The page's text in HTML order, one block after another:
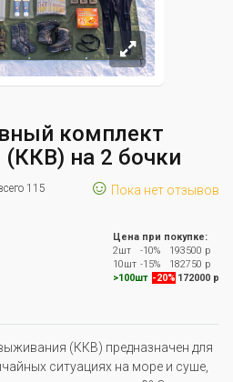
комплект
на 2 бочки
115 ☺ Пока нет отзывов
Цена при покупке:
2шт
-10%
193500 р
10шт -15%
182750 р
>100шт -20% 172000 р
(ККВ) предназначен для
ситуациях на море и суше,